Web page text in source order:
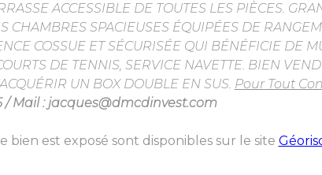
ACCESSIBLE DE TOUTES LES PIÈCES.
CHAMBRES SPACIEUSES ÉQUIPÉES DE
COSSUE ET SÉCURISÉE QUI BÉNÉFICIE DE
DE TENNIS, SERVICE NAVETTE. BIEN
UN BOX DOUBLE EN SUS. Pour Tout
/ Mail : jacques@dmcdinvest.com
bien est exposé sont disponibles sur le site